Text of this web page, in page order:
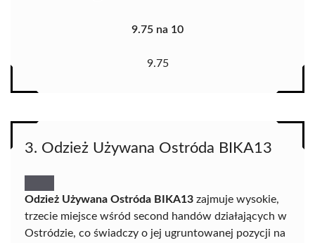
9.75 na 10
9.75
3. Odzież Używana Ostróda BIKA13
Odzież Używana Ostróda BIKA13 zajmuje wysokie,
trzecie miejsce wśród second handów działających w
Ostródzie, co świadczy o jej ugruntowanej pozycji na